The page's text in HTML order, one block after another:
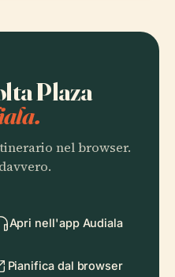
Plaza
nel browser.
Apri nell'app Audiala
Pianifica dal browser